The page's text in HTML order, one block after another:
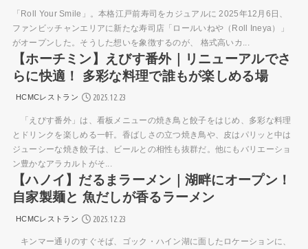
「Roll Your Smile」。本格江戸前寿司をカジュアルに 2025年12月6日、
ファンビッチャンエリアに新たな寿司店「ロールいねや（Roll Ineya）」
がオープンした。そうした想いを象徴するのが、 格式高いカ...
【ホーチミン】えびす番外｜リニューアルでさ
らに快適！ 多彩な料理で誰もが楽しめる場
HCMCレストラン 2025.12.23
「えびす番外」は、看板メニューの焼き鳥と餃子をはじめ、多彩な料理
とドリンクを楽しめる一軒。香ばしさの立つ焼き鳥や、皮はパリッと中は
ジューシーな焼き餃子は、ビールとの相性も抜群だ。他にもバリエーショ
ン豊かなアラカルトがそ...
【ハノイ】だるまラーメン｜湖畔にオープン！
自家製麺と 魚だしが香るラーメン
HCMCレストラン 2025.12.23
キンマー通りのすぐそば、ゴック・ハイン湖に面したロケーションに、